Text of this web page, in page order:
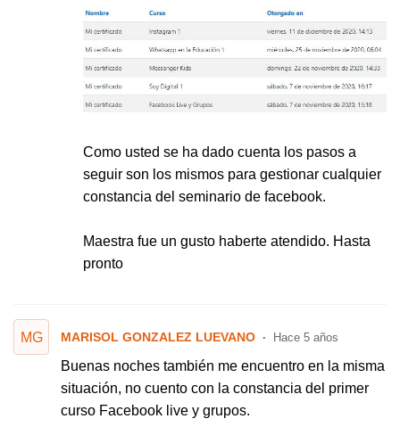
Como usted se ha dado cuenta los pasos a
seguir son los mismos para gestionar cualquier
constancia del seminario de facebook.
Maestra fue un gusto haberte atendido. Hasta
pronto
MG MARISOL GONZALEZ LUEVANO Hace 5 años
Buenas noches también me encuentro en la misma
situación, no cuento con la constancia del primer
curso Facebook live y grupos.